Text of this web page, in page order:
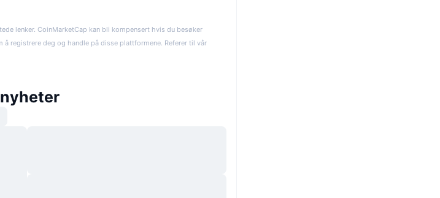
lenker. CoinMarketCap kan bli kompensert hvis du besøker
registrere deg og handle på disse plattformene. Referer til vår